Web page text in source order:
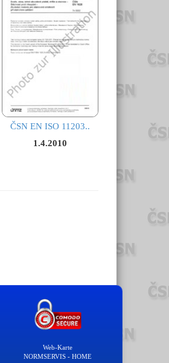
ČSN EN ISO 11203..
1.4.2010
Web-Karte
NORMSERVIS - HOME